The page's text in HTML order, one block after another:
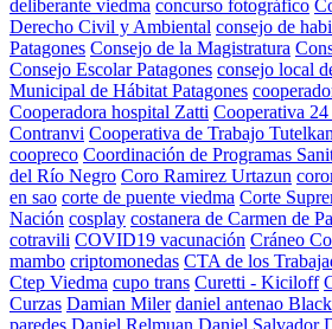
deliberante viedma concurso fotográfico
Derecho Civil y Ambiental consejo de
Patagones Consejo de la Magistratura
Consejo Escolar Patagones consejo local
Municipal de Hábitat Patagones
Cooperadora hospital Zatti Cooperativa
Contranvi Cooperativa de Trabajo
coopreco Coordinación de Programas
del Río Negro Coro Ramirez Urtazun
en sao corte de puente viedma Corte
Nación cosplay costanera de Carmen de
cotravili COVID19 vacunación Cráneo
mambo criptomonedas CTA de los
Ctep Viedma cupo trans Curetti - Kiciloff
Curzas Damian Miler daniel antenao Black
paredes Daniel Relmuan Daniel Salvador